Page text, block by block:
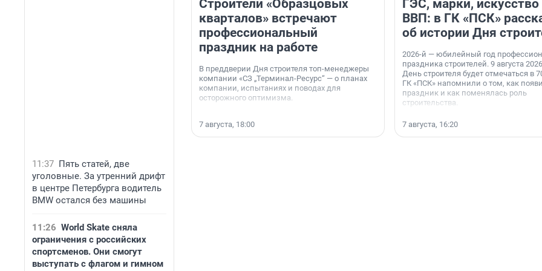
11:37 Пять статей, две
уголовные. За утренний дрифт
в центре Петербурга водитель
BMW остался без машины
11:26 World Skate сняла
ограничения с российских
спортсменов. Они смогут
выступать с флагом и гимном
Строители «Образцовых
кварталов» встречают
профессиональный
праздник на работе
В преддверии Дня строителя топ-менеджеры
компании «СЗ „Терминал-Ресурс“ — о планах
компании, испытаниях и поводах для
осторожного оптимизма.
7 августа, 18:00
ГЭС, марки, искусство
ВВП: в ГК «ПСК»
об истории Дня
2026-й — юбилейный год
праздника строителей. 9 августа
День строителя будет отмечаться в
ГК «ПСК» напомнили о том, как
праздник и как поменялась роль
строительства.
7 августа, 16:20